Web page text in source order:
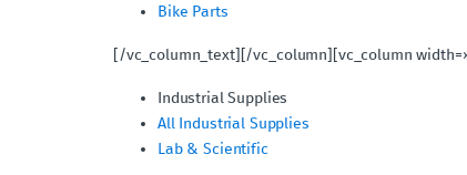
Bike Parts
[/vc_column_text][/vc_column][vc_column
Industrial Supplies
All Industrial Supplies
Lab & Scientific